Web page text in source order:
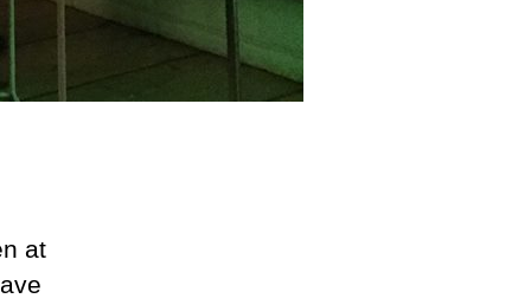
at